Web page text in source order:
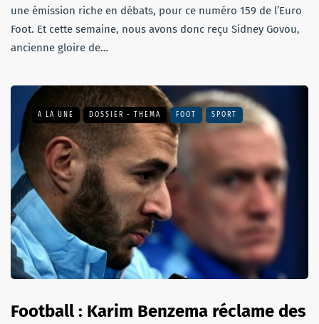
une émission riche en débats, pour ce numéro 159 de l’Euro
Foot. Et cette semaine, nous avons donc reçu Sidney Govou,
ancienne gloire de…
A LA UNE DOSSIER - THEMA FOOT SPORT
Football : Karim Benzema réclame des